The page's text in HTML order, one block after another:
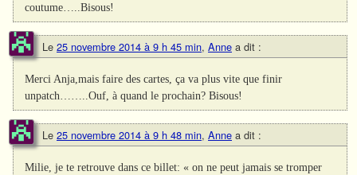
coutume…..Bisous!
Le 25 novembre 2014 à 9 h 45 min, Anne a dit :
Merci Anja,mais faire des cartes, ça va plus vite que finir
unpatch……..Ouf, à quand le prochain? Bisous!
Le 25 novembre 2014 à 9 h 48 min, Anne a dit :
Milie, je te retrouve dans ce billet: « on ne peut jamais se tromper